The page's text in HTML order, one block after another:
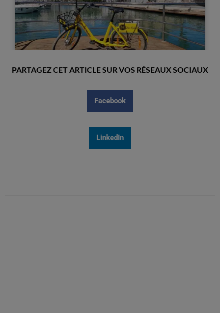
PARTAGEZ CET ARTICLE SUR VOS RÉSEAUX SOCIAUX
Facebook
LinkedIn